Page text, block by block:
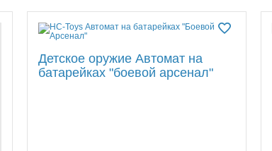
Детское оружие Автомат на
батарейках "боевой арсенал"